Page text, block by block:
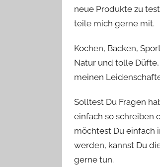
neue Produkte zu
teile mich gerne mit.
Kochen, Backen,
Natur und tolle
meinen
Solltest Du Fragen
einfach so schreiben
möchtest Du einfach
werden, kannst Du
gerne tun.